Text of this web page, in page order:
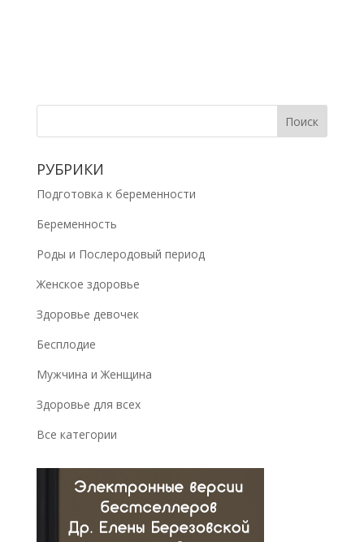
РУБРИКИ
Подготовка к беременности
Беременность
Роды и Послеродовый период
Женское здоровье
Здоровье девочек
Бесплодие
Мужчина и Женщина
Здоровье для всех
Все категории